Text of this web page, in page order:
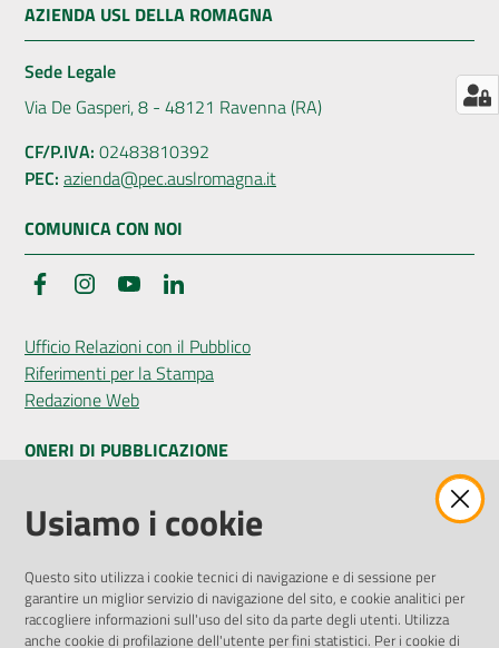
AZIENDA USL DELLA ROMAGNA
Sede Legale
Via De Gasperi, 8 - 48121 Ravenna (RA)
CF/P.IVA: 02483810392
PEC: azienda@pec.auslromagna.it
COMUNICA CON NOI
FacebookInstagramYouTube
Ufficio Relazioni con il Pubblico
Riferimenti per la Stampa
Redazione Web
ONERI DI PUBBLICAZIONE
Amministrazione Trasparente
Pubblicità legale
Privacy Policy
Attuazione Misure PNRR
Liste di Attesa
Usiamo i cookie
Questo sito utilizza i cookie tecnici di navigazione e di sessione per
garantire un miglior servizio di navigazione del sito, e cookie analitici per
raccogliere informazioni sull'uso del sito da parte degli utenti. Utilizza
anche cookie di profilazione dell'utente per fini statistici. Per i cookie di